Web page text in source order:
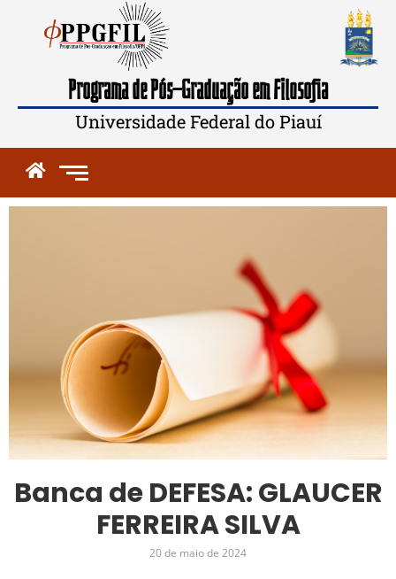
Programa de Pós-Graduação em Filosofia
Universidade Federal do Piauí
Banca de DEFESA: GLAUCER
FERREIRA SILVA
20 de maio de 2024